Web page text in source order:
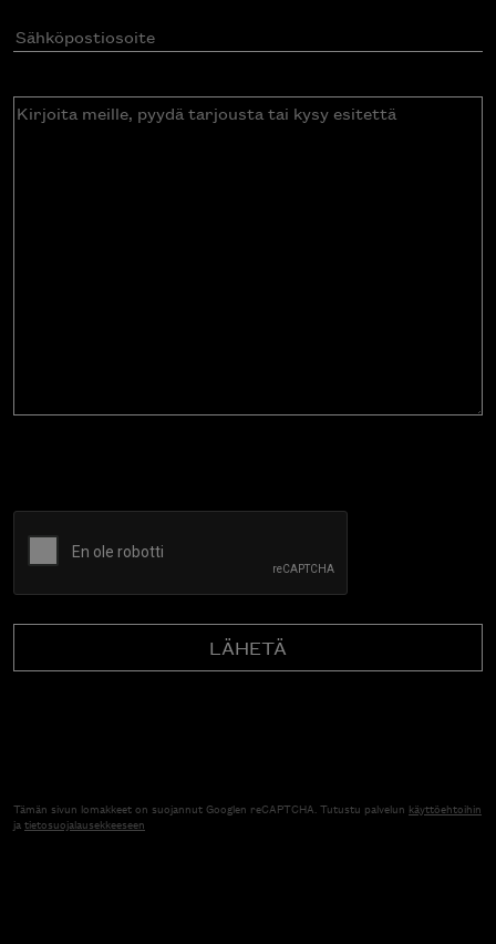
Sähköpostiosoite(Pakollinen)
Kirjoita
Tämän sivun lomakkeet on suojannut Googlen reCAPTCHA. Tutustu palvelun käyttöehtoihin
jatietosuojalausekkeeseen